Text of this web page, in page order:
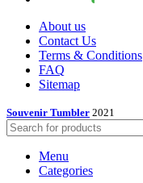
About us
Contact Us
Terms & Conditions
FAQ
Sitemap
Souvenir Tumbler 2021
Menu
Categories